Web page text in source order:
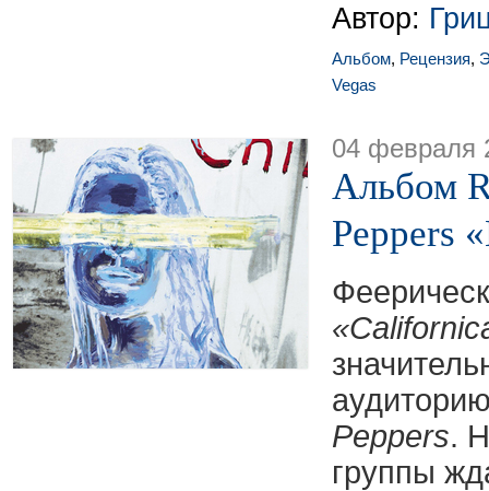
Автор:
Альбом, Рецензия,
Vegas
04 февраля
Альбом
Peppers
Peppers.
группы